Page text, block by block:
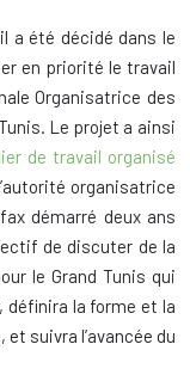
a été décidé dans le
en priorité le travail
Organisatrice des
Le projet a ainsi
de travail organisé
organisatrice
démarré deux ans
de discuter de la
le Grand Tunis qui
définira la forme et la
suivra l’avancée du